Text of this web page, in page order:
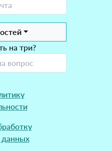
на три?
данных